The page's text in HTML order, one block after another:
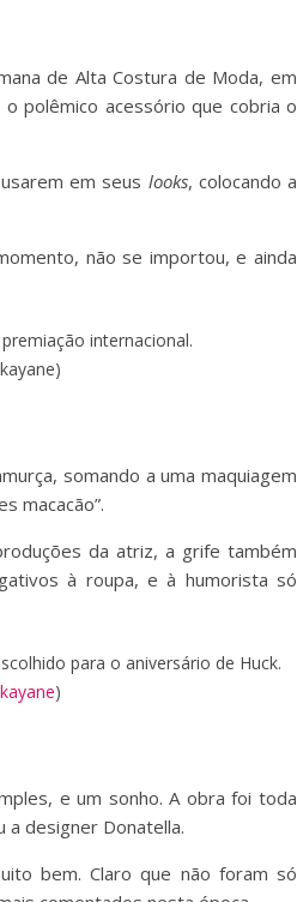
de Alta Costura de Moda, em
polêmico acessório que cobria o
em seus looks, colocando a
não se importou, e ainda
internacional.
somando a uma maquiagem
macacão”.
da atriz, a grife também
à roupa, e à humorista só
para o aniversário de Huck.
)
e um sonho. A obra foi toda
a designer Donatella.
bem. Claro que não foram só